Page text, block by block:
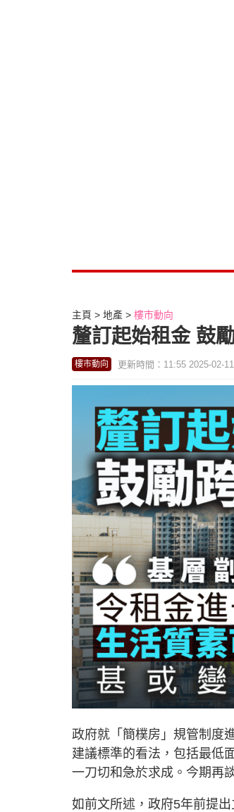
主頁 地產 樓市動向
釐訂起始租金 鼓
樓市動向 更新時間：11:55 2025-02-
政府就「簡樸房」規管制度
建議標準的看法，包括最低
一刀切和急於求成。今期再
如前文所述，政府5年前提